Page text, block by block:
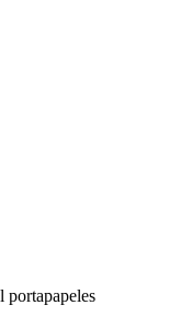
portapapeles